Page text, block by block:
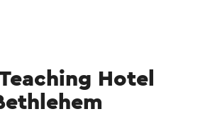
Hotel